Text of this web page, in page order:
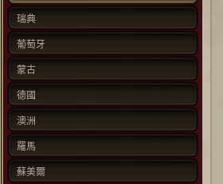
瑞典
葡萄牙
蒙古
德國
澳洲
羅馬
蘇美爾